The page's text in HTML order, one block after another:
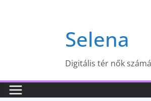
Selena
Digitális tér nők